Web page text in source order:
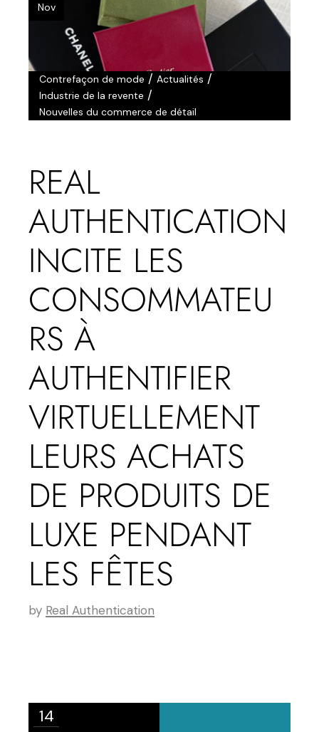
Nov
Contrefaçon de mode /Actualités /
Industrie de la revente /
Nouvelles du commerce de détail
REAL
AUTHENTICATION
INCITE LES
CONSOMMATEU
RS À
AUTHENTIFIER
VIRTUELLEMENT
LEURS ACHATS
DE PRODUITS DE
LUXE PENDANT
LES FÊTES
by Real Authentication
14